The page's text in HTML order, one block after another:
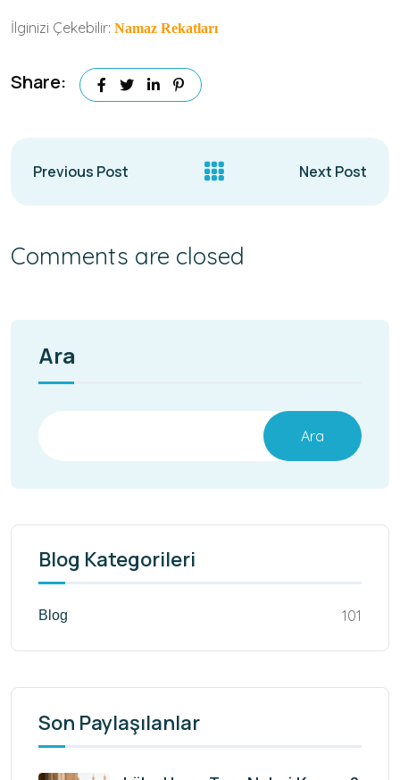
İlginizi Çekebilir: Namaz Rekatları
Share:
Previous Post Next Post
Comments are closed
Ara
Ara
Blog Kategorileri
Blog 101
Son Paylaşılanlar